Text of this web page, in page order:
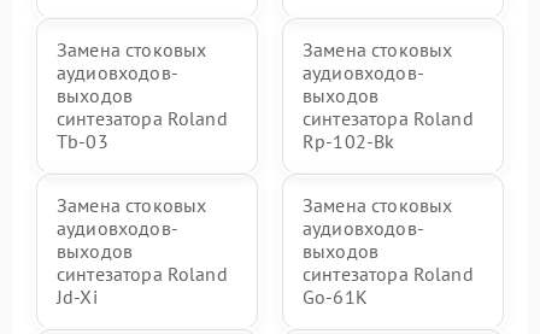
Замена стоковых
аудиовходов-
выходов
синтезатора Roland
Tb-03
Замена стоковых
аудиовходов-
выходов
синтезатора Roland
Rp-102-Bk
Замена стоковых
аудиовходов-
выходов
синтезатора Roland
Jd-Xi
Замена стоковых
аудиовходов-
выходов
синтезатора Roland
Go-61K